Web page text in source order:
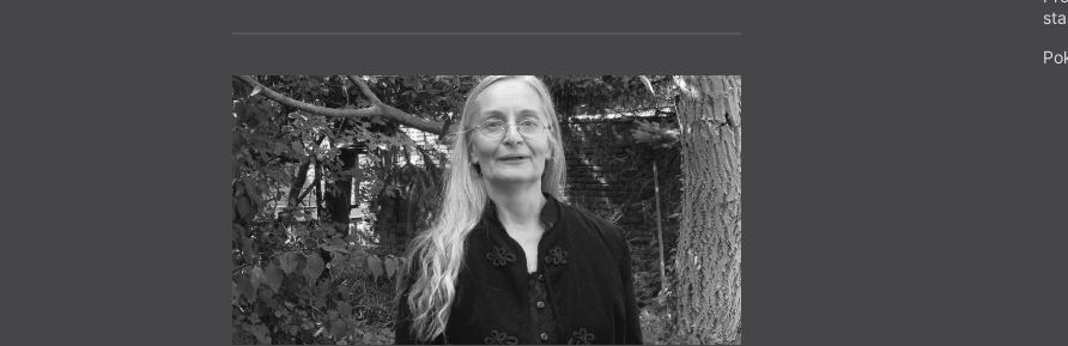
Pácl a Radovan Lipus. Několikrát byla finalistkou
dramatické soutěže Alfréda Radoka. V roce 1998
získala inscenace její hryTerezkaCenu Alfréda
Radoka a její hraZ prachu hvězdzískala v roce 2010
druhé místo v soutěži Dráma. Píše také rozhlasové
hry a pohádky. Její rozhlasová hraVstaňbyla
vyznamenána na přehlídce Grand Prix Bohemia.